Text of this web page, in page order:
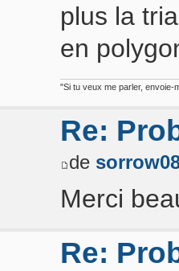
plus la
en
"Si tu veux me parler, envoie-
Re:
de
Merci
Re: